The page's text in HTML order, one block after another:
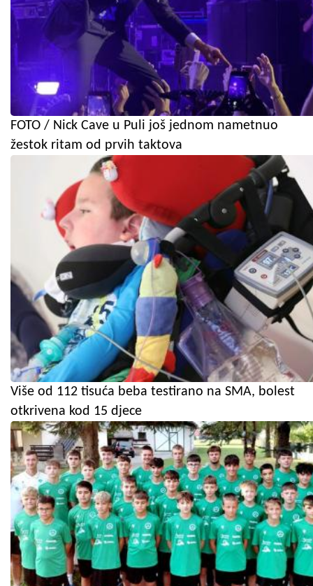
FOTO / Nick Cave u Puli još jednom nametnuo
žestok ritam od prvih taktova
Više od 112 tisuća beba testirano na SMA, bolest
otkrivena kod 15 djece